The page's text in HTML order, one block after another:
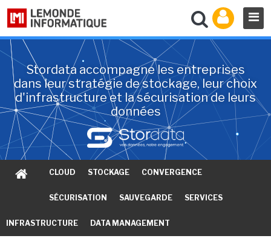
Stordata accompagne les entreprises
dans leur stratégie de stockage, leur choix
d'infrastructure et la sécurisation de leurs
données
CLOUD STOCKAGE CONVERGENCE
SÉCURISATION SAUVEGARDE SERVICES
INFRASTRUCTURE DATA MANAGEMENT